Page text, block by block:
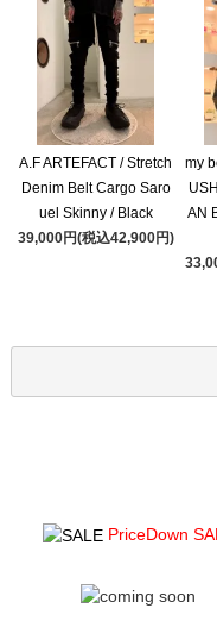
A.F ARTEFACT / Stretch
Denim Belt Cargo Saro
uel Skinny / Black
39,000円(税込42,900円)
my
AN
PriceDown